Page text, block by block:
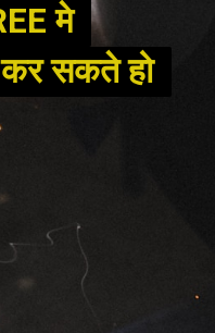
मे
सकते हो
मे
सकते हो